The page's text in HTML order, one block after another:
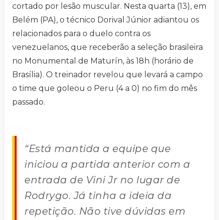
cortado por lesão muscular. Nesta quarta (13), em
Belém (PA), o técnico Dorival Júnior adiantou os
relacionados para o duelo contra os
venezuelanos, que receberão a seleção brasileira
no Monumental de Maturín, às 18h (horário de
Brasília). O treinador revelou que levará a campo
o time que goleou o Peru (4 a 0) no fim do mês
passado.
“Está mantida a equipe que
iniciou a partida anterior com a
entrada de Vini Jr no lugar de
Rodrygo. Já tinha a ideia da
repetição. Não tive dúvidas em